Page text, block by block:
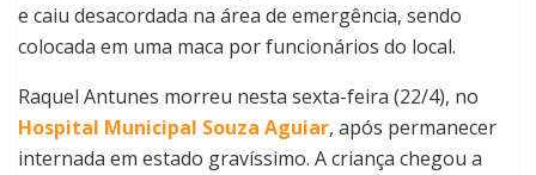
e caiu desacordada na área de emergência, sendo
colocada em uma maca por funcionários do local.
Raquel Antunes morreu nesta sexta-feira (22/4), no
Hospital Municipal Souza Aguiar, após permanecer
internada em estado gravíssimo. A criança chegou a